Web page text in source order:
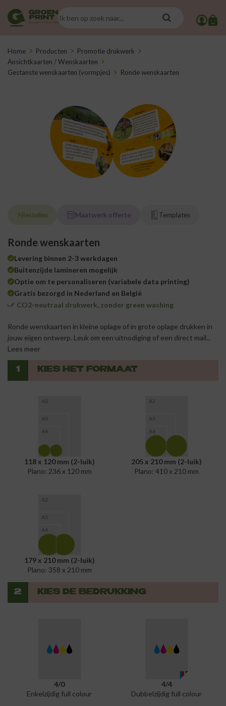
Home Producten
Promotie drukwerk
Ansichtkaarten / Wenskaarten
Gestanste wenskaarten (vormpjes)
Ronde wenskaarten
Ronde wenskaarten
Ronde wenskaarten in kleine oplage of in grote oplage drukken in
jouw eigen ontwerp. Leuk om een uitnodiging of een direct mail...
Lees meer
Levering binnen 2-3 werkdagen
Buitenzijde lamineren mogelijk
Optie om te personaliseren (variabele data printing)
Gratis bezorgd in Nederland en België
CO2-neutraal drukwerk, zonder green washing
Bestellen Maatwerk offerte Templates
1 KIES HET FORMAAT
118 x 120 mm (2-luik)
Plano: 236 x 120 mm
205 x 210 mm (2-luik)
Plano: 410 x 210 mm
179 x 210 mm (2-luik)
Plano: 358 x 210 mm
2 KIES DE BEDRUKKING
4/0
Enkelzijdig full colour
4/4
Dubbelzijdig full colour